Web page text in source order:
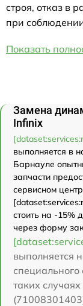
строя, отказ в
при
Показать
Замена
Infinix
выполняется в
Барнауле
запчасти
сервисном
стоить на -15%
через форму
выполняется
таких